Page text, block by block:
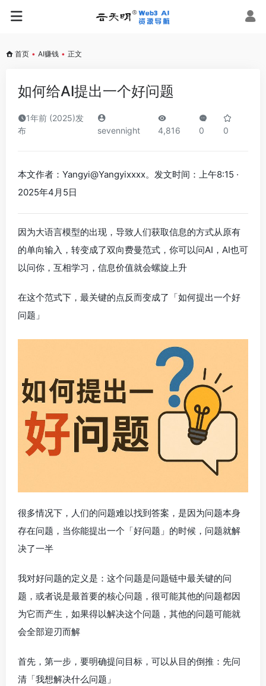
首页 • AI赚钱 • 正文
如何给AI提出一个好问题
1年前 (2025)发
布
sevennight 4,816 0 0
本文作者：Yangyi@Yangyixxxx。发文时间：上午8:15 ·
2025年4月5日
因为大语言模型的出现，导致人们获取信息的方式从原有
的单向输入，转变成了双向费曼范式，你可以问AI，AI也可
以问你，互相学习，信息价值就会螺旋上升
在这个范式下，最关键的点反而变成了「如何提出一个好
问题」
很多情况下，人们的问题难以找到答案，是因为问题本身
存在问题，当你能提出一个「好问题」的时候，问题就解
决了一半
我对好问题的定义是：这个问题是问题链中最关键的问
题，或者说是最首要的核心问题，很可能其他的问题都因
为它而产生，如果得以解决这个问题，其他的问题可能就
会全部迎刃而解
首先，第一步，要明确提问目标，可以从目的倒推：先问
清「我想解决什么问题」